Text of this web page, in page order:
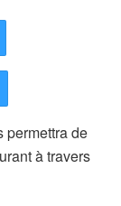
permettra de
à travers